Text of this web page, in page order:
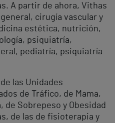
A partir de ahora, Vithas
cirugía vascular y
estética, nutrición,
psiquiatría,
pediatría, psiquiatría
las Unidades
de Tráfico, de Mama,
Sobrepeso y Obesidad
de las de fisioterapia y